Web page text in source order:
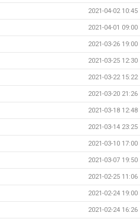
2021-04-02 10:45
2021-04-01 09:00
2021-03-26 19:00
2021-03-25 12:30
2021-03-22 15:22
2021-03-20 21:26
2021-03-18 12:48
2021-03-14 23:25
2021-03-10 17:00
2021-03-07 19:50
2021-02-25 11:06
2021-02-24 19:00
2021-02-24 16:26